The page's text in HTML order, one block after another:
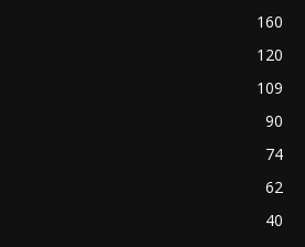
160
120
109
90
74
62
40